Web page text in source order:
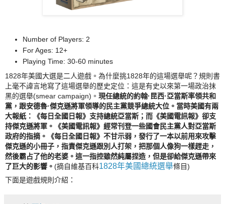
Number of Players: 2
For Ages: 12+
Playing Time: 30-60 minutes
1828年美國大選是二人遊戲。為什麼挑1828年的這場選舉呢？規則書
上毫不諱言地寫了這場選舉的歷史定位：這是有史以來第一場政治抹
黑的選舉(smear campaign)。 現任總統的約翰·昆西·亞當斯率領共和
黨，跟安德魯·傑克遜將軍領導的民主黨競爭總統大位。當時美國有兩
大報紙：《每日全國日報》支持總統亞當斯；而《美國電訊報》卻支
持傑克遜將軍。《美國電訊報》經常刊登一些國會民主黨人對亞當斯
政府的指摘。《每日全國日報》不甘示弱，發行了一本以前用來攻擊
傑克遜的小冊子，指責傑克遜跟別人打架，把那個人像狗一樣趕走，
然後霸占了他的老婆。這一指控雖然純屬捏造，但是卻給傑克遜帶來
了巨大的影響。 (摘自維基百科1828年美國總統選舉條目)
下面是遊戲規則介紹：